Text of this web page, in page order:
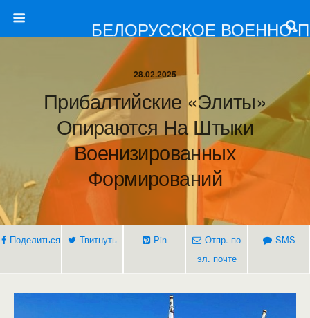
БЕЛОРУССКОЕ ВОЕННО-
28.02.2025
Прибалтийские «элиты»
Опираются На Штыки
Военизированных
Формирований
Поделиться Твитнуть Pin
Отпр. по
эл. почте
SMS